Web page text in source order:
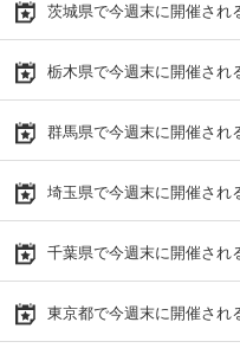
茨城県で今週末に開催され
栃木県で今週末に開催され
群馬県で今週末に開催され
埼玉県で今週末に開催され
千葉県で今週末に開催され
東京都で今週末に開催され